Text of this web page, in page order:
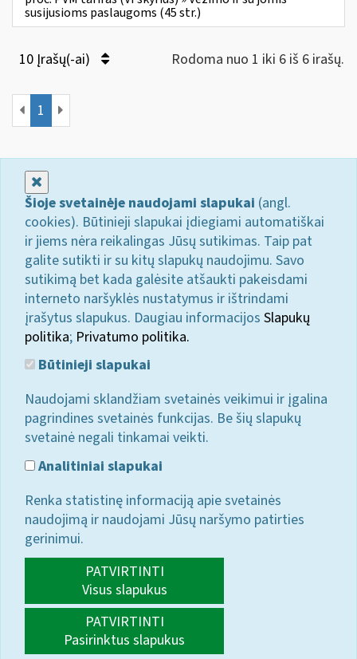
susijusioms paslaugoms (45 str.)
10 Įrašų(-ai) Rodoma nuo 1 iki 6 iš 6 irašų.
1
Šioje svetainėje naudojami slapukai (angl.
cookies). Būtinieji slapukai įdiegiami automatiškai
ir jiems nėra reikalingas Jūsų sutikimas. Taip pat
galite sutikti ir su kitų slapukų naudojimu. Savo
sutikimą bet kada galėsite atšaukti pakeisdami
interneto naršyklės nustatymus ir ištrindami
įrašytus slapukus. Daugiau informacijos Slapukų
politika; Privatumo politika.
Būtinieji slapukai
Naudojami sklandžiam svetainės veikimui ir įgalina
pagrindines svetainės funkcijas. Be šių slapukų
svetainė negali tinkamai veikti.
Analitiniai slapukai
Renka statistinę informaciją apie svetainės
naudojimą ir naudojami Jūsų naršymo patirties
gerinimui.
PATVIRTINTI
Visus slapukus
PATVIRTINTI
Pasirinktus slapukus